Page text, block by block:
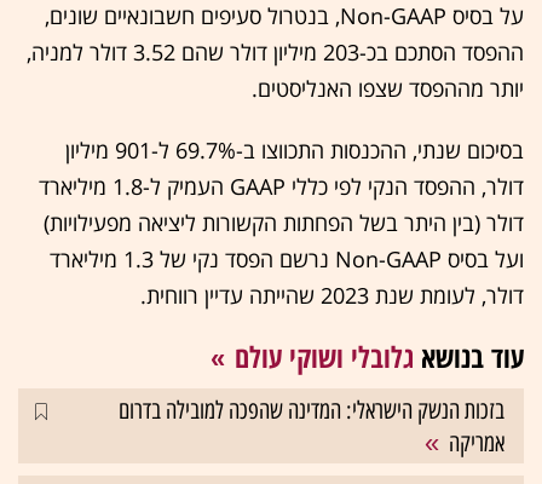
על בסיס Non-GAAP, בנטרול סעיפים חשבונאיים שונים,
ההפסד הסתכם בכ-203 מיליון דולר שהם 3.52 דולר למניה,
יותר מההפסד שצפו האנליסטים.
בסיכום שנתי, ההכנסות התכווצו ב-69.7% ל-901 מיליון
דולר, ההפסד הנקי לפי כללי GAAP העמיק ל-1.8 מיליארד
דולר (בין היתר בשל הפחתות הקשורות ליציאה מפעילויות)
ועל בסיס Non-GAAP נרשם הפסד נקי של 1.3 מיליארד
דולר, לעומת שנת 2023 שהייתה עדיין רווחית.
עוד בנושא גלובלי ושוקי עולם
בזכות הנשק הישראלי: המדינה שהפכה למובילה בדרום
אמריקה